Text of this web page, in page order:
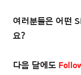
여러분들은 어떤
요?
다음 달에도